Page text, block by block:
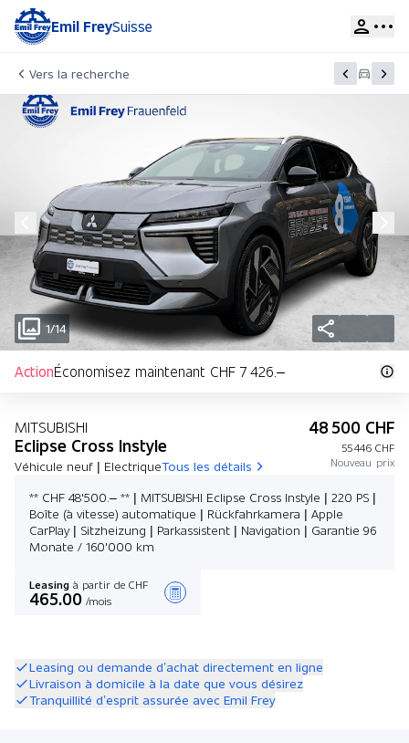
Emil FreySuisse
Vers la recherche
1/14
ActionÉconomisez maintenant CHF 7 426.–
MITSUBISHI
Eclipse Cross Instyle
Véhicule neuf | ElectriqueTous les détails
48 500 CHF
55 446 CHF
Nouveau prix
** CHF 48'500.– ** | MITSUBISHI Eclipse Cross Instyle | 220 PS |
Boîte (à vitesse) automatique | Rückfahrkamera | Apple
CarPlay | Sitzheizung | Parkassistent | Navigation | Garantie 96
Monate / 160'000 km
Leasing à partir de CHF
465.00 /mois
Leasing ou demande d’achat directement en ligne
Livraison à domicile à la date que vous désirez
Tranquillité d’esprit assurée avec Emil Frey